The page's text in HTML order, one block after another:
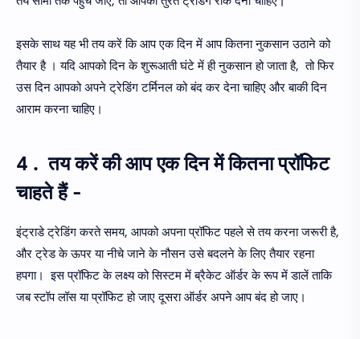
इसके साथ यह भी तय करें कि आप एक दिन में आप कितना नुकसान उठाने को
तैयार है । यदि आपको दिन के शुरूआती घंटे में ही नुकसान हो जाता है, तो फिर
उस दिन आपको अपने ट्रेडिंग टर्मिनल को बंद कर देना चाहिए और बाकी दिन
आराम करना चाहिए।
4 . तय करें की आप एक दिन में कितना प्रॉफिट
चाहते हैं -
इंट्राडे ट्रेडिंग करते समय, आपको अपना प्रॉफिट पहले से तय करना जरूरी है,
और ट्रेड के ऊपर या नीचे जाने के नौसन उसे बदलने के लिए तैयार रहना
हपगा। इस प्रॉफिट के लक्ष्य को सिस्टम में ब्रैकेट ऑर्डर के रूप में डालें ताकि
जब स्टॉप लॉस या प्रॉफिट हो जाए दूसरा ऑर्डर अपने आप बंद हो जाए।